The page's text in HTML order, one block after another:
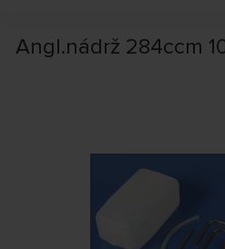
Angl.nádrž 284ccm